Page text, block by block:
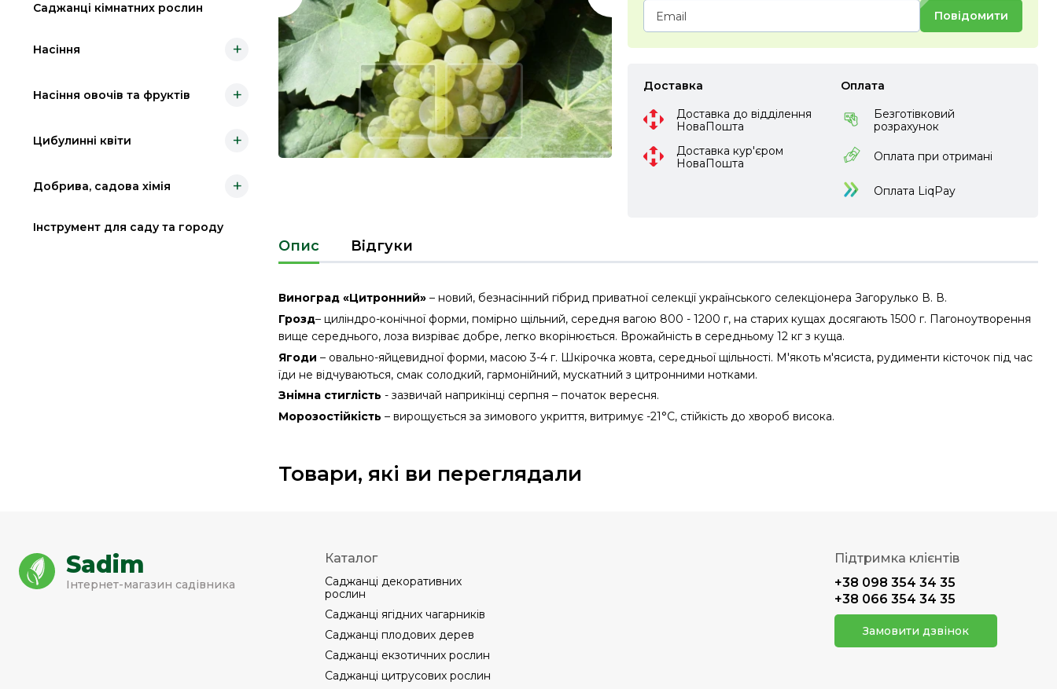
Саджанці кімнатних рослин
Насіння +
Насіння овочів та фруктів +
Цибулинні квіти +
Добрива, садова хімія +
Інструмент для саду та городу
Повідомити
Доставка
Доставка до відділення
НоваПошта
Доставка кур'єром
НоваПошта
Оплата
Безготівковий
розрахунок
Оплата при отримані
Оплата LiqPay
Опис Відгуки
Виноград «Цитронний» – новий, безнасінний гібрид приватної селекції українського селекціонера Загорулько В. В.
Грозд– циліндро-конічної форми, помірно щільний, середня вагою 800 - 1200 г, на старих кущах досягають 1500 г. Пагоноутворення
вище середнього, лоза визріває добре, легко вкорінюється. Врожайність в середньому 12 кг з куща.
Ягоди – овально-яйцевидної форми, масою 3-4 г. Шкірочка жовта, середньої щільності. М'якоть м'ясиста, рудименти кісточок під час
їди не відчуваються, смак солодкий, гармонійний, мускатний з цитронними нотками.
Знімна стиглість - зазвичай наприкінці серпня – початок вересня.
Морозостійкість – вирощується за зимового укриття, витримує -21°С, стійкість до хвороб висока.
Товари, які ви переглядали
Sadim
Інтернет-магазин садівника
Підтримка клієнтів
+38 098 354 34 35
+38 066 354 34 35
Замовити дзвінок
Каталог
Саджанці декоративних
рослин
Саджанці ягідних чагарників
Саджанці плодових дерев
Саджанці екзотичних рослин
Саджанці цитрусових рослин